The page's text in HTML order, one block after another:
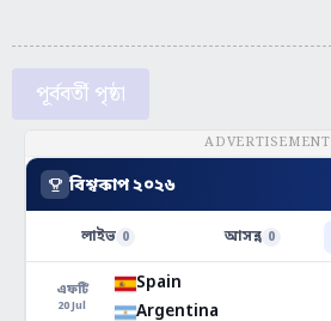
পূর্ববর্তী পৃষ্ঠা
ADVERTISEMENT